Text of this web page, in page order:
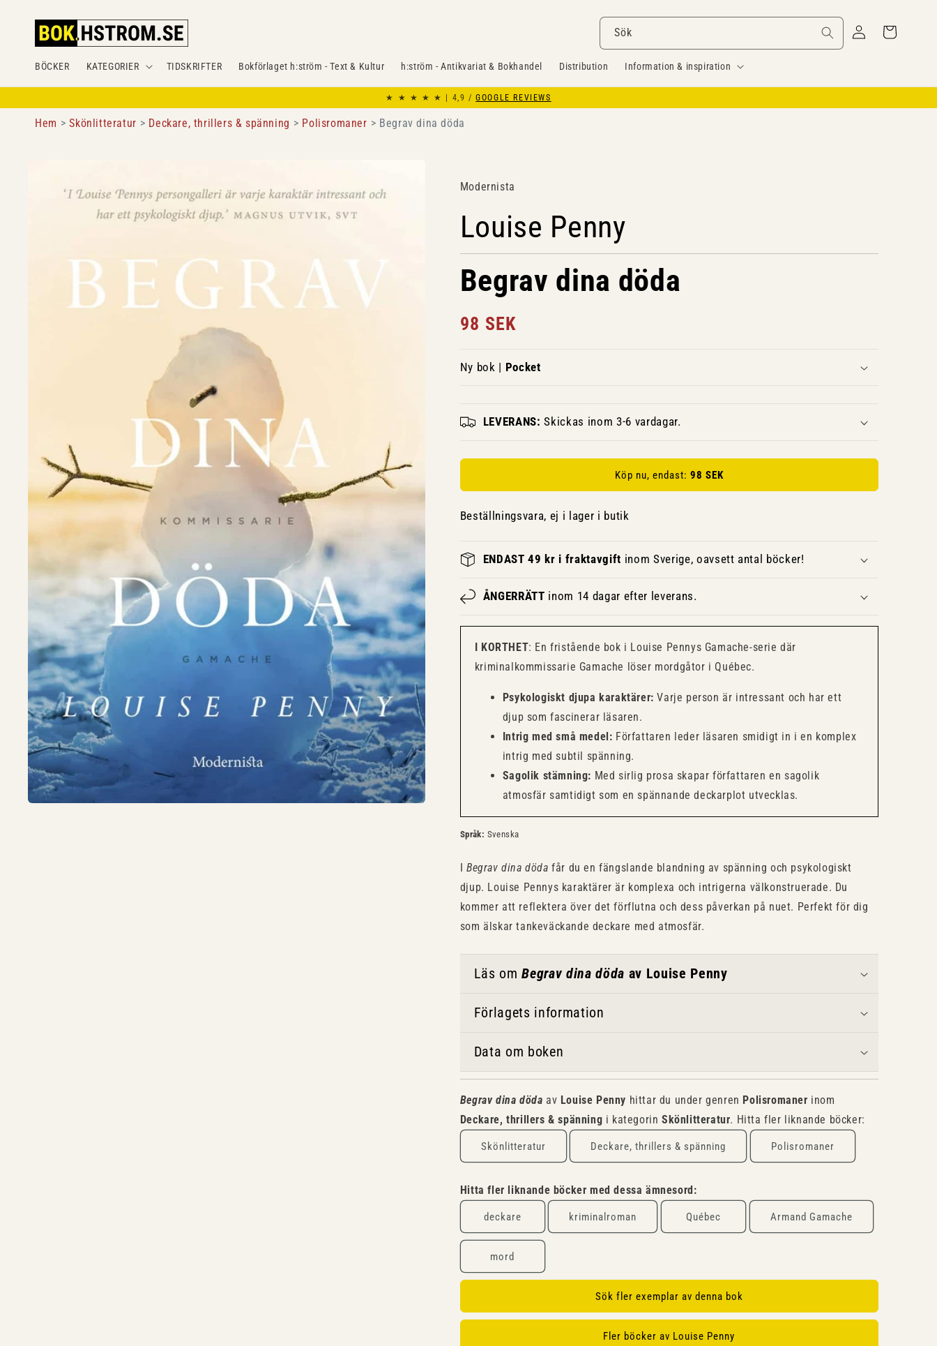
innehåll
BÖCKER KATEGORIER TIDSKRIFTER Bokförlaget h:ström - Text & Kultur h:ström - Antikvariat & Bokhandel Distribution Information & inspiration
Sök
in
Varukorg
★ ★ ★ ★ ★ | 4,9 /GOOGLE REVIEWS
Hem Skönlitteratur Deckare, thrillers & spänning Polisromaner Begrav dina döda
Modernista
Louise Penny
Begrav dina döda
Ordinarie
98 SEK
Ny bok | Pocket
LEVERANS: Skickas inom 3-6 vardagar.
Köp nu, endast: 98 SEK
Beställningsvara, ej i lager i butik
ENDAST 49 kr i fraktavgift inom Sverige, oavsett antal böcker!
ÅNGERRÄTT inom 14 dagar efter leverans.
I KORTHET: En fristående bok i Louise Pennys Gamache-serie där
kriminalkommissarie Gamache löser mordgåtor i Québec.
Psykologiskt djupa karaktärer: Varje person är intressant och har ett
djup som fascinerar läsaren.
Intrig med små medel: Författaren leder läsaren smidigt in i en komplex
intrig med subtil spänning.
Sagolik stämning: Med sirlig prosa skapar författaren en sagolik
atmosfär samtidigt som en spännande deckarplot utvecklas.
Språk: Svenska
I Begrav dina döda får du en fängslande blandning av spänning och psykologiskt
djup. Louise Pennys karaktärer är komplexa och intrigerna välkonstruerade. Du
kommer att reflektera över det förflutna och dess påverkan på nuet. Perfekt för dig
som älskar tankeväckande deckare med atmosfär.
Läs omBegrav dina döda av Louise Penny
Förlagets information
Data om boken
Begrav dina döda av Louise Penny hittar du under genren Polisromaner inom
Deckare, thrillers & spänning i kategorinSkönlitteratur. Hitta fler liknande böcker:
Skönlitteratur Deckare, thrillers & spänning Polisromaner
Hitta fler liknande böcker med dessa ämnesord:
deckare kriminalroman Québec Armand Gamache
mord
Sök fler exemplar av denna bok
Fler böcker av Louise Penny